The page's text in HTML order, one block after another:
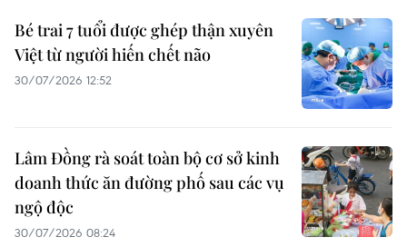
Bé trai 7 tuổi được ghép thận xuyên
Việt từ người hiến chết não
30/07/2026 12:52
Lâm Đồng rà soát toàn bộ cơ sở kinh
doanh thức ăn đường phố sau các vụ
ngộ độc
30/07/2026 08:24